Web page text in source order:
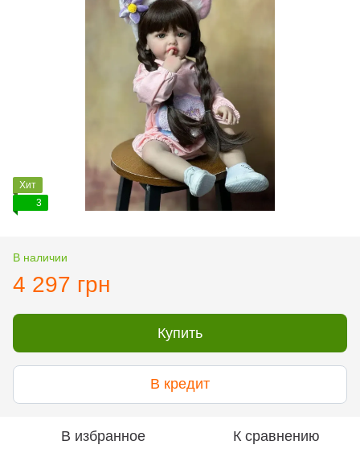
Хит
3
В наличии
4 297 грн
Купить
В кредит
В избранное К сравнению